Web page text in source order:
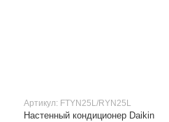
Артикул: FTYN25L/RYN25L
Настенный кондиционер Daikin